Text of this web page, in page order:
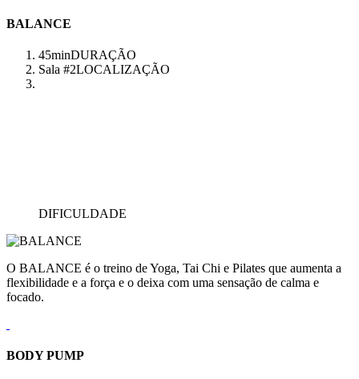
BALANCE
45minDURAÇÃO
Sala #2LOCALIZAÇÃO
DIFICULDADE
O BALANCE é o treino de Yoga, Tai Chi e Pilates que aumenta a
flexibilidade e a força e o deixa com uma sensação de calma e
focado.
BODY PUMP